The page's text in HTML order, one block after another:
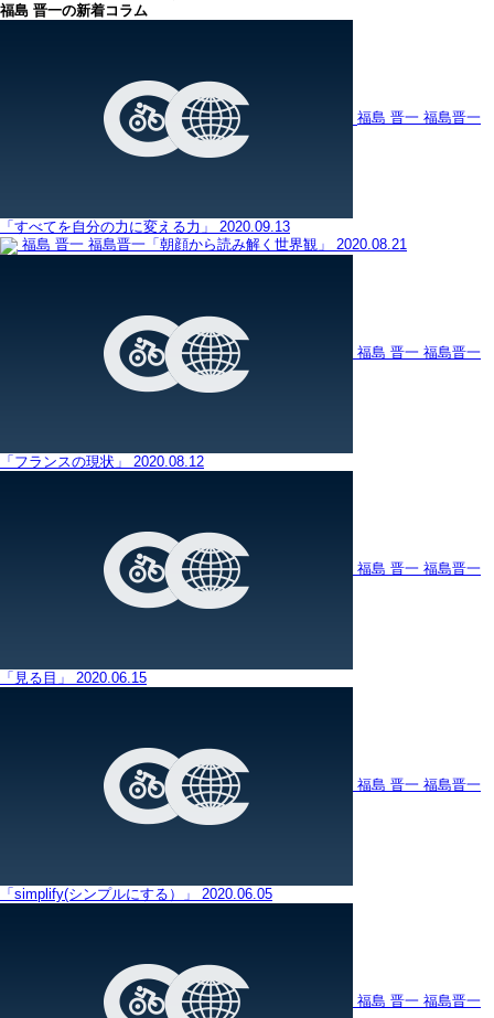
福島 晋一の新着コラム
福島 晋一 福島晋一
「すべてを自分の力に変える力」
2020.09.13
福島 晋一 福島晋一「朝顔から読み解く世界観」 2020.08.21
福島 晋一 福島晋一
「フランスの現状」 2020.08.12
福島 晋一 福島晋一
「見る目」 2020.06.15
福島 晋一 福島晋一
「simplify(シンプルにする）」 2020.06.05
福島 晋一 福島晋一